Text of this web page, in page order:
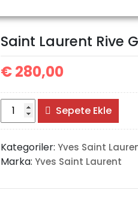
Saint Laurent Rive
€280,00
Saint
Laurent
Rive
Gauche
adet
Sepete Ekle
Kategoriler: Yves Saint
Marka: Yves Saint Laurent